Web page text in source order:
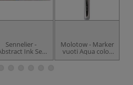
Sennelier -
Ink Set
Colori primari
Molotow - Marker
vuoti Aqua color
brush